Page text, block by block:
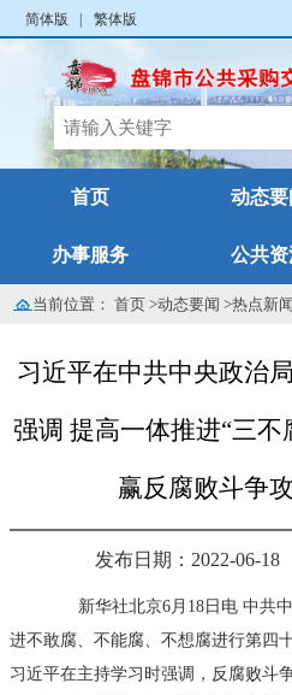
简体版 繁体版
首页 动态要
办事服务 公共资
当前位置：首页 >动态要闻 >热点新闻
习近平在中共中央政治
强调 提高一体推进“三
赢反腐败斗争
发布日期：2022-06-18
新华社北京6月18日电 中共中
进不敢腐、不能腐、不想腐进行第四
习近平在主持学习时强调，反腐败斗